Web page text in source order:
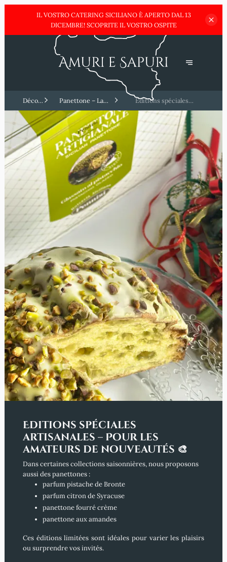
IL VOSTRO CATERING SICILIANO È APERTO DAL 13
DICEMBRE!SCOPRITE IL VOSTRO OSPITE
Découvrez
la
Sicile
Panettone – La
douceur italienne par
excellence 🎄🍰
Editions spéciales
artisanales – Pour les
amateurs de nouveautés 🎨
Editions spéciales
artisanales – Pour les
amateurs de nouveautés 🎨
Dans certaines collections saisonnières, nous proposons
aussi des panettones :
parfum pistache de Bronte
parfum citron de Syracuse
panettone fourré crème
panettone aux amandes
Ces éditions limitées sont idéales pour varier les plaisirs
ou surprendre vos invités.